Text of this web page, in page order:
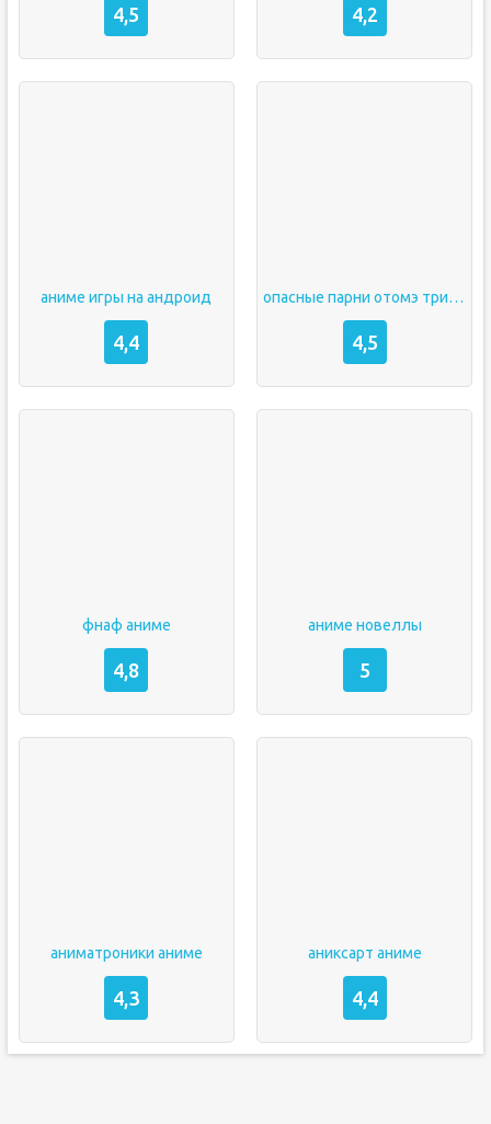
4,5 4,2
аниме игры на андроид
4,4
опасные парни отомэ триллер мод
4,5
фнаф аниме
4,8
аниме новеллы
5
аниматроники аниме
4,3
аниксарт аниме
4,4